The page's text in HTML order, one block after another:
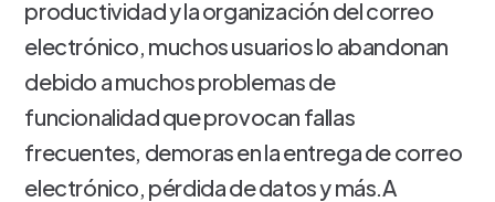
productividad y la organización del correo
electrónico, muchos usuarios lo abandonan
debido a muchos problemas de
funcionalidad que provocan fallas
frecuentes, demoras en la entrega de correo
electrónico, pérdida de datos y más.A